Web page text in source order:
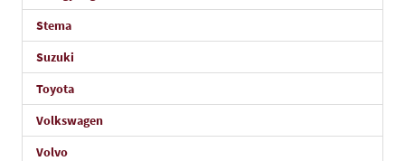
Stema
Suzuki
Toyota
Volkswagen
Volvo